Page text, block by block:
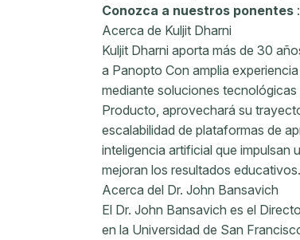
Conozca a nuestros ponentes :
Acerca de Kuljit Dharni
Kuljit Dharni aporta más de 30
a Panopto Con amplia
mediante soluciones
Producto, aprovechará su
escalabilidad de plataformas de
inteligencia artificial que impulsan
mejoran los resultados educativos.
Acerca del Dr. John Bansavich
El Dr. John Bansavich es el
en la Universidad de San